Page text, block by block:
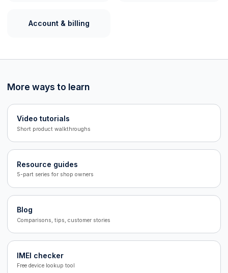
Account & billing
More ways to learn
Video tutorials
Short product walkthroughs
Resource guides
5-part series for shop owners
Blog
Comparisons, tips, customer stories
IMEI checker
Free device lookup tool